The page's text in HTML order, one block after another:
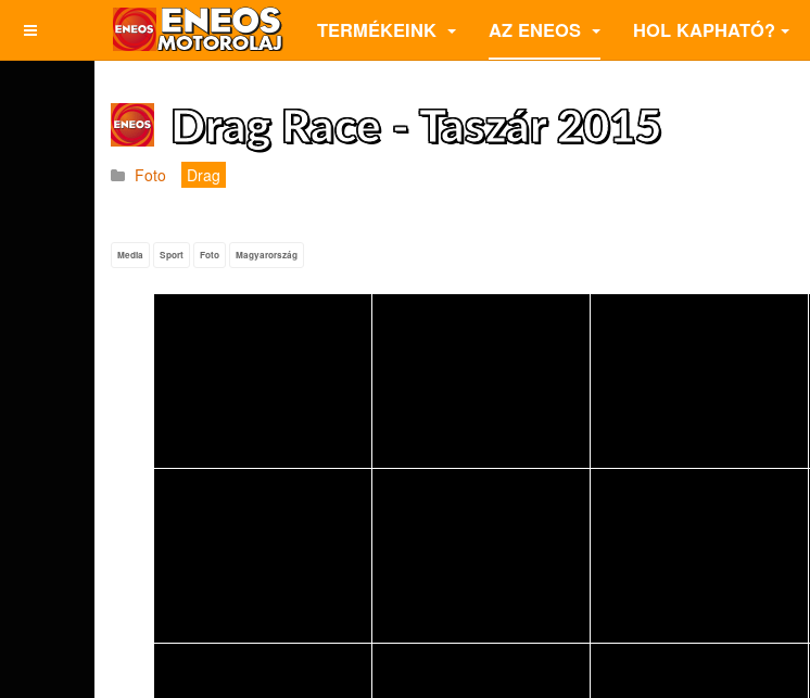
TERMÉKEINK AZ ENEOS HOL KAPHATÓ?
Drag Race - Taszár 2015
Foto Drag
Media Sport Foto Magyarország